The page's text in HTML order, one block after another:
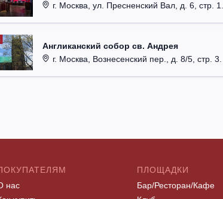
г. Москва, ул. Пресненский Вал, д. 6, стр. 1.
Англиканский собор св. Андрея
г. Москва, Вознесенский пер., д. 8/5, стр. 3.
нас
ПЛОЩАДКИ
Бар/Ресторан/Кафе